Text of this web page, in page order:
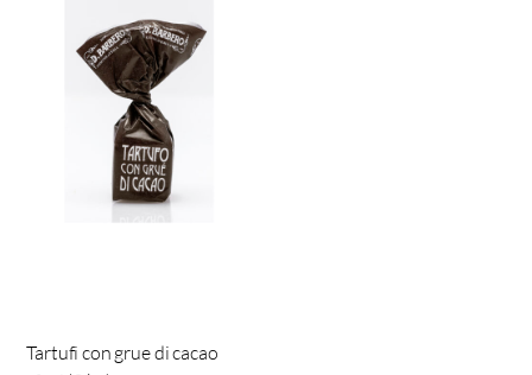
Tartufi con grue di cacao